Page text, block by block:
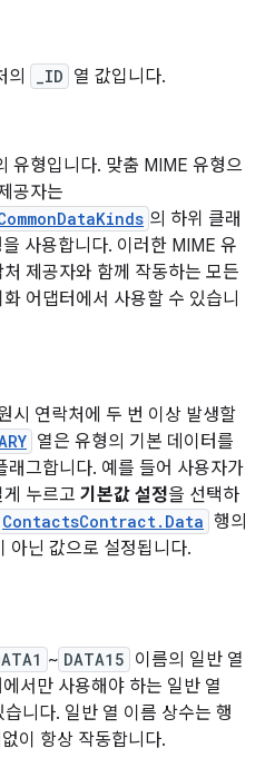
의 _ID 열 값입니다.
유형입니다. 맞춤 MIME 유형으
공자는
의 하위 클래
사용합니다. 이러한 MIME 유
제공자와 함께 작동하는 모든
어댑터에서 사용할 수 있습니
시 연락처에 두 번 이상 발생할
열은 유형의 기본 데이터를
래그합니다. 예를 들어 사용자가
누르고 기본값 설정을 선택하
ContactsContract.Data 행의
아닌 값으로 설정됩니다.
~ DATA15 이름의 일반 열
서만 사용해야 하는 일반 열
니다. 일반 열 이름 상수는 행
이 항상 작동합니다.